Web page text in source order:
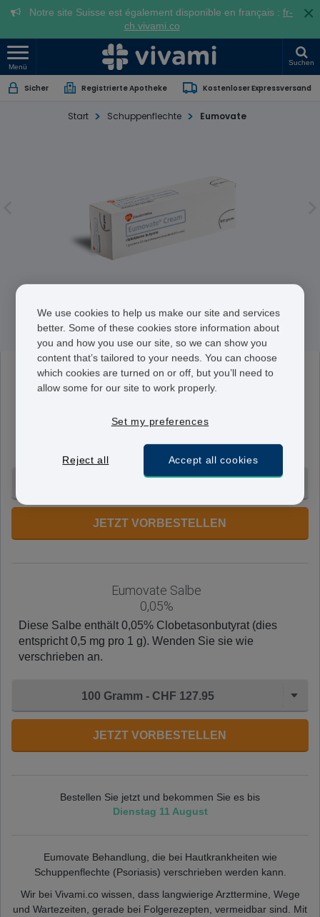
Notre site Suisse est également disponible en français : fr-
ch.vivami.co
×
Menü
Suchen
Sicher Registrierte Apotheke Kostenloser Expressversand
Start Schuppenflechte Eumovate
Eumovate
CloBetasone butyrate
Eumovate Creme
0,05%
entspricht 0,5 mg pro 1 g). Wenden Sie die Creme wie
JETZT VORBESTELLEN
Eumovate Salbe
0,05%
Diese Salbe enthält 0,05% Clobetasonbutyrat (dies
entspricht 0,5 mg pro 1 g). Wenden Sie sie wie
verschrieben an.
100 Gramm - CHF 127.95
JETZT VORBESTELLEN
Bestellen Sie jetzt und bekommen Sie es bis
Dienstag 11 August
Eumovate Behandlung, die bei Hautkrankheiten wie
Schuppenflechte (Psoriasis) verschrieben werden kann.
Wir bei Vivami.co wissen, dass langwierige Arzttermine, Wege
und Wartezeiten, gerade bei Folgerezepten, vermeidbar sind. Mit
We use cookies to help us make our site and services
better. Some of these cookies store information about
you and how you use our site, so we can show you
content that’s tailored to your needs. You can choose
which cookies are turned on or off, but you’ll need to
allow some for our site to work properly.
Set my preferences
Reject all Accept all cookies